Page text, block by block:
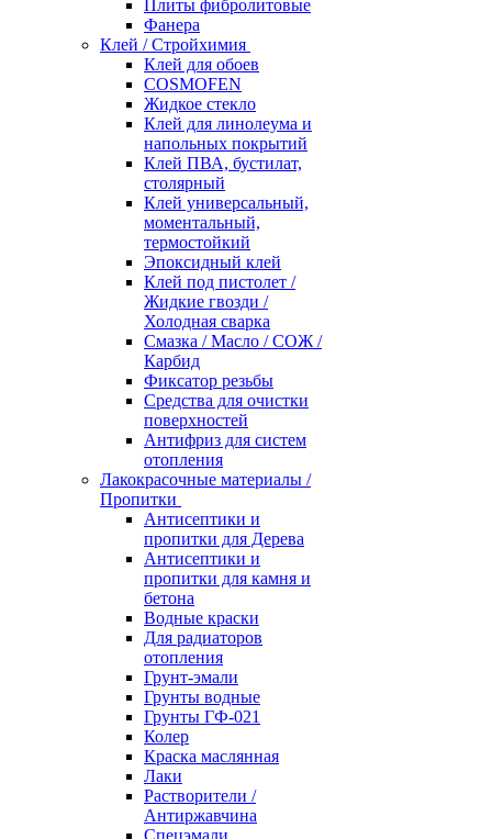
Плиты фибролитовые
Фанера
Клей / Стройхимия
Клей для обоев
COSMOFEN
Жидкое стекло
Клей для линолеума и
напольных покрытий
Клей ПВА, бустилат,
столярный
Клей универсальный,
моментальный,
термостойкий
Эпоксидный клей
Клей под пистолет /
Жидкие гвозди /
Холодная сварка
Смазка / Масло / СОЖ /
Карбид
Фиксатор резьбы
Средства для очистки
поверхностей
Антифриз для систем
отопления
Лакокрасочные материалы /
Пропитки
Антисептики и
пропитки для Дерева
Антисептики и
пропитки для камня и
бетона
Водные краски
Для радиаторов
отопления
Грунт-эмали
Грунты водные
Грунты ГФ-021
Колер
Краска маслянная
Лаки
Растворители /
Антиржавчина
Спецэмали